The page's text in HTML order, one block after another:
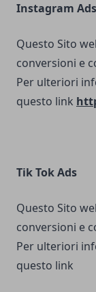
Instagram Ads
Questo Sito
conversioni e
Per ulteriori
questo link
Tik Tok Ads
Questo Sito
conversioni e
Per ulteriori
questo link